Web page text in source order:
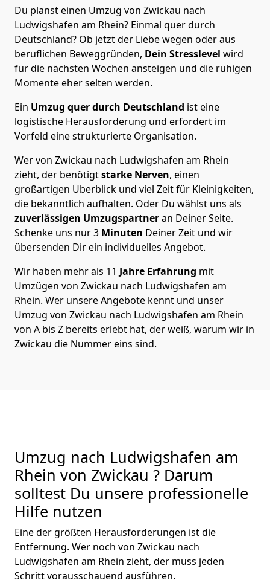
Du planst einen Umzug von Zwickau nach
Ludwigshafen am Rhein? Einmal quer durch
Deutschland? Ob jetzt der Liebe wegen oder aus
beruflichen Beweggründen, Dein Stresslevel wird
für die nächsten Wochen ansteigen und die ruhigen
Momente eher selten werden.
Ein Umzug quer durch Deutschland ist eine
logistische Herausforderung und erfordert im
Vorfeld eine strukturierte Organisation.
Wer von Zwickau nach Ludwigshafen am Rhein
zieht, der benötigtstarke Nerven, einen
großartigen Überblick und viel Zeit für Kleinigkeiten,
die bekanntlich aufhalten. Oder Du wählst uns als
zuverlässigen Umzugspartneran Deiner Seite.
Schenke uns nur3 Minuten Deiner Zeit und wir
übersenden Dir ein individuelles Angebot.
Wir haben mehr als 11 Jahre Erfahrung mit
Umzügen von Zwickau nach Ludwigshafen am
Rhein. Wer unsere Angebote kennt und unser
Umzug von Zwickau nach Ludwigshafen am Rhein
von A bis Z bereits erlebt hat, der weiß, warum wir in
Zwickau die Nummer eins sind.
Umzug nach Ludwigshafen am
Rhein von Zwickau ? Darum
solltest Du unsere professionelle
Hilfe nutzen
Eine der größten Herausforderungen ist die
Entfernung. Wer noch von Zwickau nach
Ludwigshafen am Rhein zieht, der muss jeden
Schritt vorausschauend ausführen.